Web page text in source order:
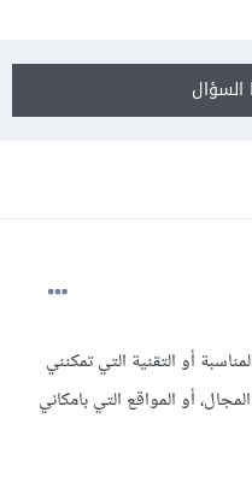
أو التقنية التي تمكنني
أو المواقع التي بامكاني